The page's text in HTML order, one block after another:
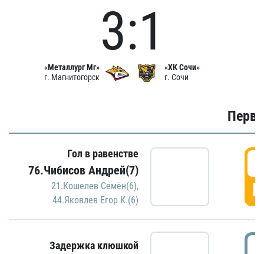
«Металлург Мг»
г. Магнитогорск
3:1
«ХК Сочи»
г. Сочи
Гол в равенстве
76.Чибисов Андрей(7)
21.Кошелев Семён(6),
44.Яковлев Егор К.(6)
Задержка клюшкой